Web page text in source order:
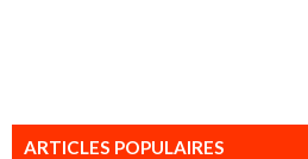
ARTICLES POPULAIRES